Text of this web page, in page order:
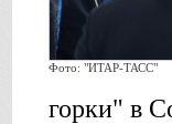
Фото: "ИТАР-ТАСС"
горки" в